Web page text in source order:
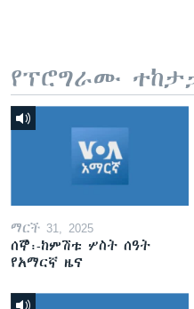
የፕሮግራሙ
ማርች 31, 2025
ሰኞ፡-ከምሽቱ ሦስት ሰዓት
የአማርኛ ዜና